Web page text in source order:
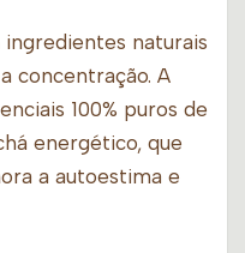
naturais
concentração. A
100% puros de
energético, que
a autoestima e